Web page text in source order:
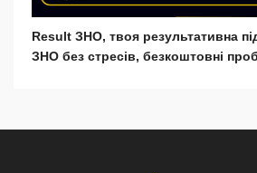
Result ЗНО, твоя результативна
ЗНО без стресів, безкоштовні